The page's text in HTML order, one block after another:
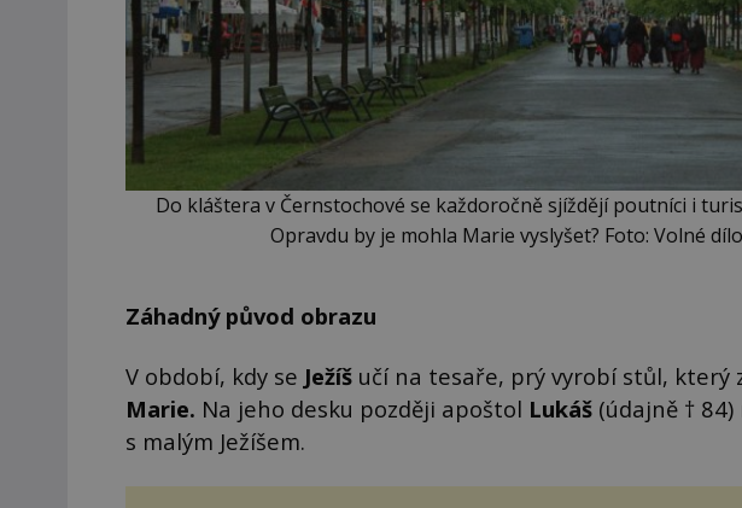
Do kláštera v Černstochové se každoročně sjíždějí poutníci i
Opravdu by je mohla Marie vyslyšet? Foto: Volné
Záhadný původ obrazu
V období, kdy se Ježíš učí na tesaře, prý vyrobí stůl, který
Marie. Na jeho desku později apoštol Lukáš (údajně †
s malým Ježíšem.